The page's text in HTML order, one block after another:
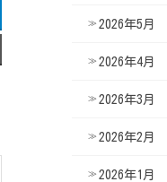
2026年5月
2026年4月
2026年3月
2026年2月
2026年1月